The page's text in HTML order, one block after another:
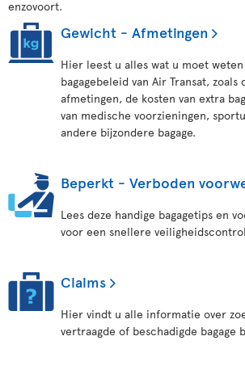
enzovoort.
Gewicht - Afmetingen
Hier leest u alles wat u moet
bagagebeleid van Air Transat, zoals
afmetingen, de kosten van extra
van medische voorzieningen,
andere bijzondere bagage.
Beperkt - Verboden
Lees deze handige bagagetips en
voor een snellere
Claims
Hier vindt u alle informatie over
vertraagde of beschadigde bagage